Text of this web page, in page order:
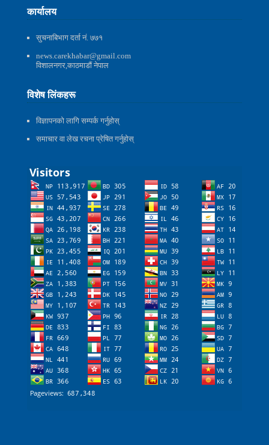
कार्यालय
सुचनाबिभाग दर्ता नं. ७७१
news.carekhabar@gmail.com
विशालनगर,काठमाडौं नेपाल
विशेष लिंकहरू
विज्ञापनको लागि सम्पर्क गर्नुहोस्
समाचार वा लेख रचना प्रेषित गर्नुहोस्